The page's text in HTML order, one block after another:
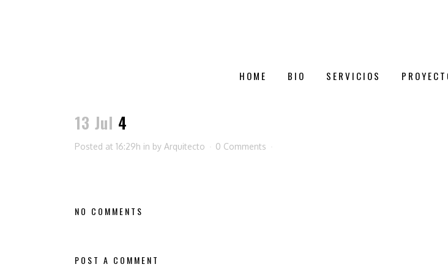
HOME BIO SERVICIOS
13 Jul 4
Posted at 16:29h in by Arquitecto 0 Comments
NO COMMENTS
POST A COMMENT